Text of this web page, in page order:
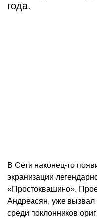
года.
В Сети наконец-то
экранизации
«Простоквашино».
Андреасян, уже
среди поклонников